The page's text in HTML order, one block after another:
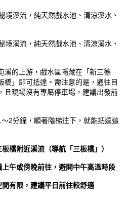
溪的上游，戲水區隱藏在「新三德
橋」即可抵達。需注意的是，通往目
且現場沒有專屬停車場，建議出發前
2分鐘，順著階梯往下，就能抵達這
橋附近溪流（導航「三板橋」）
午或傍晚前往，避開中午高溫時段
有限，建議平日前往較舒適